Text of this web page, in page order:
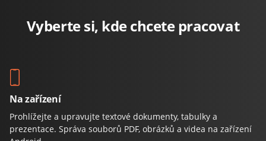
Vyberte si, kde chcete pracovat
Na zařízení
Prohlížejte a upravujte textové dokumenty, tabulky a
prezentace. Správa souborů PDF, obrázků a videa na zařízení